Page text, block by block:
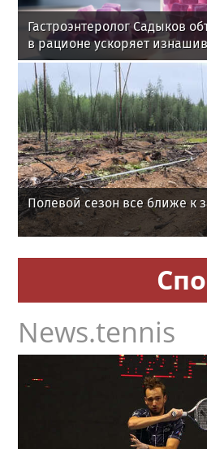
Гастроэнтеролог Садыков
в рационе ускоряет
Полевой сезон все ближе к
News.tennis